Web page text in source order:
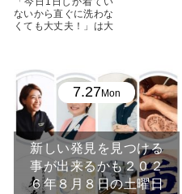
ないから直ぐに洗わな
くても大丈夫！」は大
7.27Mon
新しい発見を見つける
事が出来るかも２０２
６年８月８日の土曜日